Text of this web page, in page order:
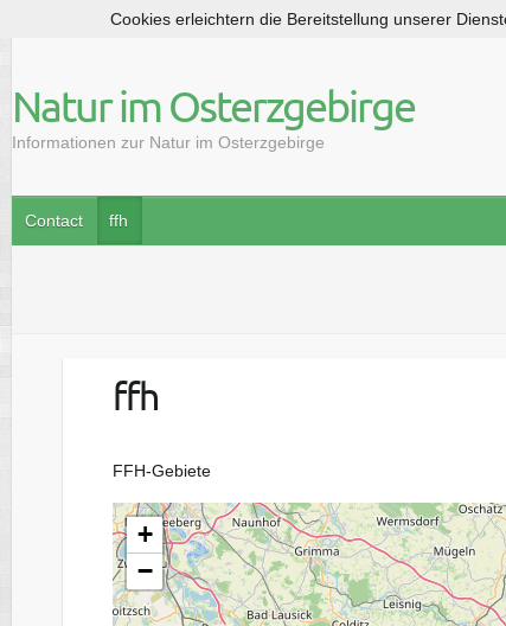
p
t
c
n
Natur im Osterzgebirge
Informationen zur Natur im Osterzgebirge
Contact ffh
ffh
FFH-Gebiete
+
−
Cookies erleichtern die Bereitstellung unserer